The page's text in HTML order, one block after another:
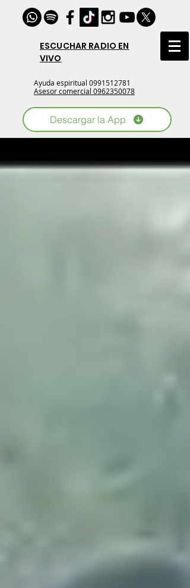
ESCUCHAR RADIO EN
VIVO
Ayuda espiritual 0991512781
Asesor comercial 0962350078
Descargar la App